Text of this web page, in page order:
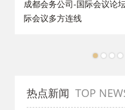
成都会务公司-国际会议论
际会议多方连线
5 6 7 8
热点新闻 TOP